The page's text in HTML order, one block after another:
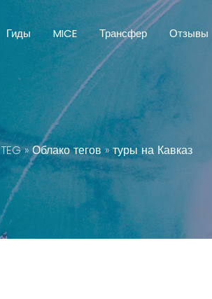
Гиды MICE Трансфер Отзывы
TEG»Облако тегов» туры на Кавказ